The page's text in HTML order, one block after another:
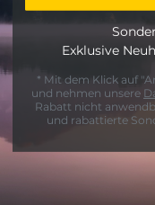
Exklusive
* Mit dem Klick auf
und nehmen unsere
Rabatt nicht
und rabattierte